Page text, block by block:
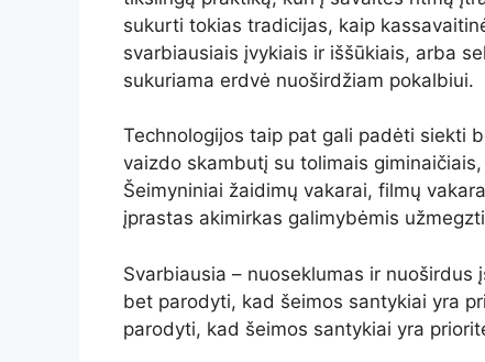
sukurti tokias tradicijas, kaip
svarbiausiais įvykiais ir iššūkiais, arba
sukuriama erdvė nuoširdžiam pokalbiui.
Technologijos taip pat gali padėti siekti
vaizdo skambutį su tolimais
Šeimyniniai žaidimų vakarai, filmų
įprastas akimirkas galimybėmis
Svarbiausia – nuoseklumas ir
bet parodyti, kad šeimos santykiai yra
parodyti, kad šeimos santykiai yra